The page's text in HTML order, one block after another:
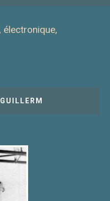
électronique,